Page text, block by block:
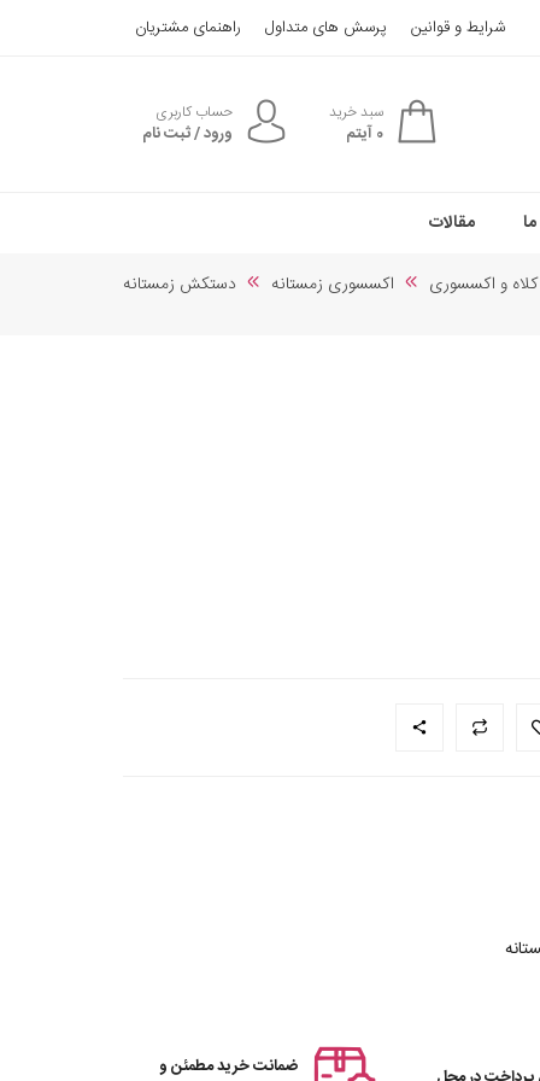
شرایط و قوانین پرسش های متداول راهنمای مشتریان
سبد خرید
0آیتم
حساب کاربری
ورود / ثبت نام
مقالات
کلاه و اکسسوری اکسسوری زمستانه دستکش زمستانه
ضمانت خرید مطمئن و